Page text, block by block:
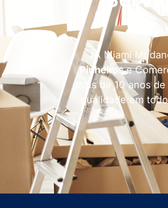
A Miami
Pinheirose
mais de 10 anos
qualidade em